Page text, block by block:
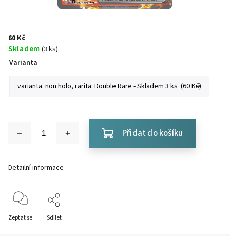
60 Kč
Skladem (3 ks)
Varianta
Přidat do košíku
Detailní informace
Zeptat se Sdílet